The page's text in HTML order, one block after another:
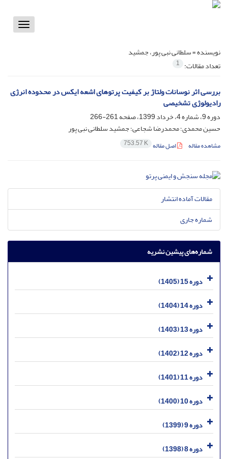
Toggle
نویسنده =سلطانی نبی پور، جمشید
تعداد مقالات: 1
بررسی اثر نوسانات ولتاژ بر کیفیت پرتوهای اشعه ایکس در محدوده انرژی
رادیولوژی تشخیصی
دوره 9، شماره 4، خرداد 1399، صفحه
261-266
حسین محمدی؛ محمدرضا شجاعی؛ جمشید سلطانی نبی پور
مشاهده مقاله اصل مقاله 753.57 K
مقالات آماده انتشار
شماره جاری
شماره‌های پیشین نشریه
دوره 15 (1405)
دوره 14 (1404)
دوره 13 (1403)
دوره 12 (1402)
دوره 11 (1401)
دوره 10 (1400)
دوره 9 (1399)
دوره 8 (1398)